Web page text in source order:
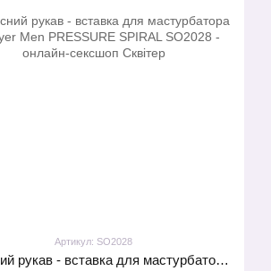
Артикул: SO2028
Запасний рукав - вставка для мастурбатора Satisfyer Men PRESSURE SPIRAL